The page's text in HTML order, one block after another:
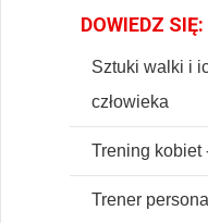
DOWIEDZ SIĘ:
Sztuki walki i
człowieka
Trening kobiet
Trener